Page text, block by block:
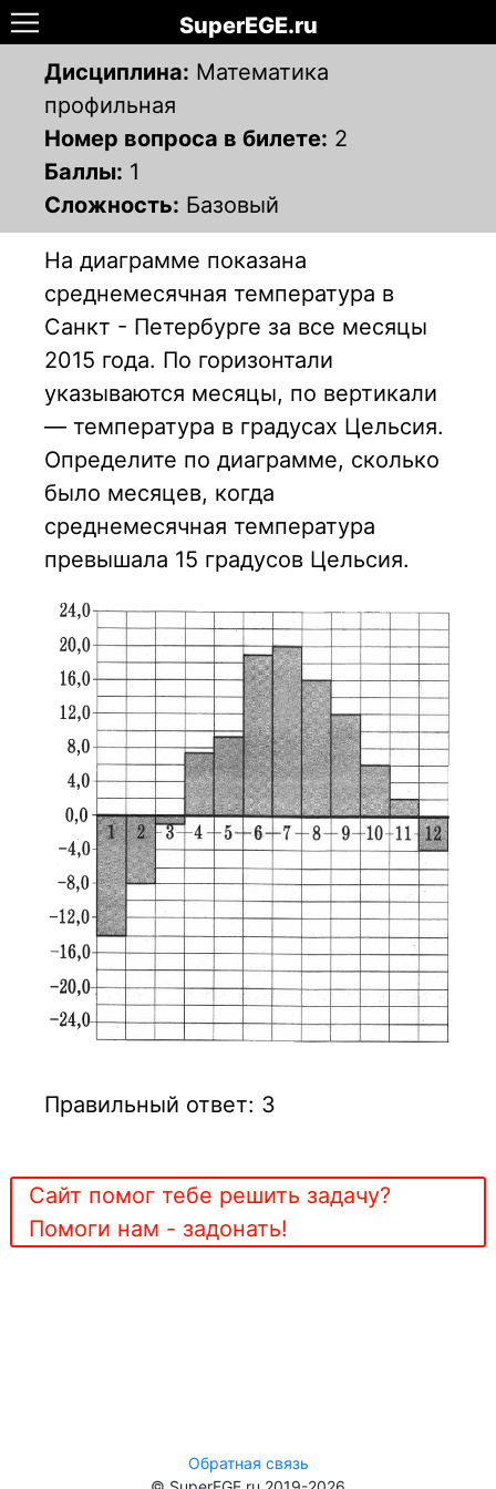
SuperEGE.ru
Дисциплина: Математика
профильная
Номер вопроса в билете: 2
Баллы: 1
Сложность: Базовый
На диаграмме показана
среднемесячная температура в
Санкт - Петербурге за все месяцы
2015 года. По горизонтали
указываются месяцы, по вертикали
— температура в градусах Цельсия.
Определите по диаграмме, сколько
было месяцев, когда
среднемесячная температура
превышала 15 градусов Цельсия.
Правильный ответ: 3
Сайт помог тебе решить задачу?
Помоги нам - задонать!
Обратная связь